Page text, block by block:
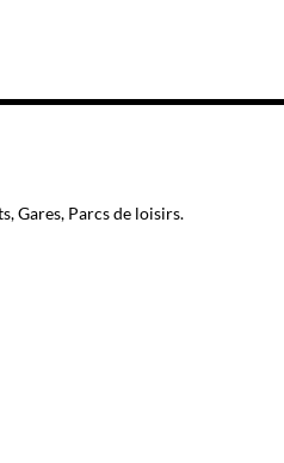
Gares, Parcs de loisirs.